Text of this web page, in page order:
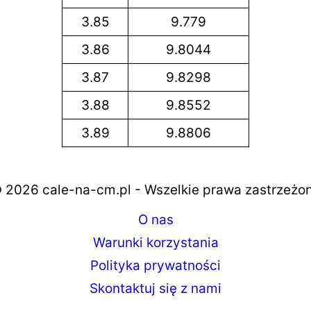
3.85
9.779
3.86
9.8044
3.87
9.8298
3.88
9.8552
3.89
9.8806
cale-na-cm.pl - Wszelkie prawa
O nas
Warunki korzystania
Polityka prywatności
Skontaktuj się z nami